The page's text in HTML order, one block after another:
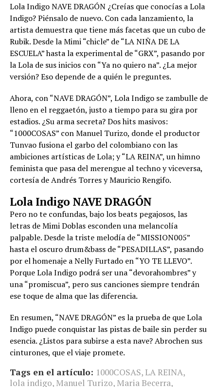
Lola Indigo NAVE DRAGÓN ¿Creías que conocías a Lola
Indigo? Piénsalo de nuevo. Con cada lanzamiento, la
artista demuestra que tiene más facetas que un cubo de
Rubik. Desde la Mimi “chicle” de “LA NIÑA DE LA
ESCUELA” hasta la experimental de “GRX”, pasando por
la Lola de sus inicios con “Ya no quiero na”. ¿La mejor
versión? Eso depende de a quién le preguntes.
Ahora, con “NAVE DRAGÓN”, Lola Indigo se zambulle de
lleno en el reggaetón, justo a tiempo para su gira por
estadios. ¿Su arma secreta? Dos hits masivos:
“1000COSAS” con Manuel Turizo, donde el productor
Tunvao fusiona el garbo del colombiano con las
ambiciones artísticas de Lola; y “LA REINA”, un himno
feminista que pasa del merengue al techno y viceversa,
cortesía de Andrés Torres y Mauricio Rengifo.
Lola Indigo NAVE DRAGÓN
Pero no te confundas, bajo los beats pegajosos, las
letras de Mimi Doblas esconden una melancolía
palpable. Desde la triste melodía de “MISSION005”
hasta el oscuro drum&bass de “PESADILLAS”, pasando
por el homenaje a Nelly Furtado en “YO TE LLEVO”.
Porque Lola Indigo podrá ser una “devorahombres” y
una “promiscua”, pero sus canciones siempre tendrán
ese toque de alma que las diferencia.
En resumen, “NAVE DRAGÓN” es la prueba de que Lola
Indigo puede conquistar las pistas de baile sin perder su
esencia. ¿Listos para subirse a esta nave? Abrochen sus
cinturones, que el viaje promete.
Tags en el artículo: 1000COSAS,LA REINA,
lola indigo, Manuel Turizo, Maria Becerra,